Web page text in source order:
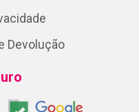
Devolução